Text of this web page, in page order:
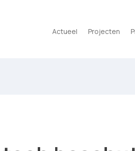
Actueel Projecten